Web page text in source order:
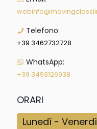
Telefono:
+39 3462732728
WhatsApp:
+39 3493126938
ORARI
Lunedì - Venerdì